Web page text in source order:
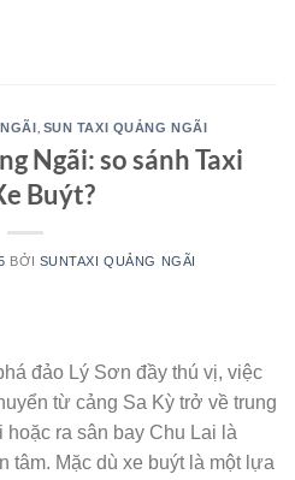
SUN TAXI QUẢNG NGÃI
Ngãi: so sánh Taxi
Buýt?
BỞI SUNTAXI QUẢNG NGÃI
đảo Lý Sơn đầy thú vị, việc
từ cảng Sa Kỳ trở về trung
ra sân bay Chu Lai là
tâm. Mặc dù xe buýt là một lựa